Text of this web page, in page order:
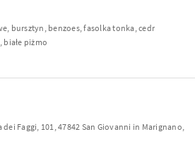
bursztyn, benzoes, fasolka tonka, cedr
piżmo
dei Faggi, 101, 47842 San Giovanni in Marignano,